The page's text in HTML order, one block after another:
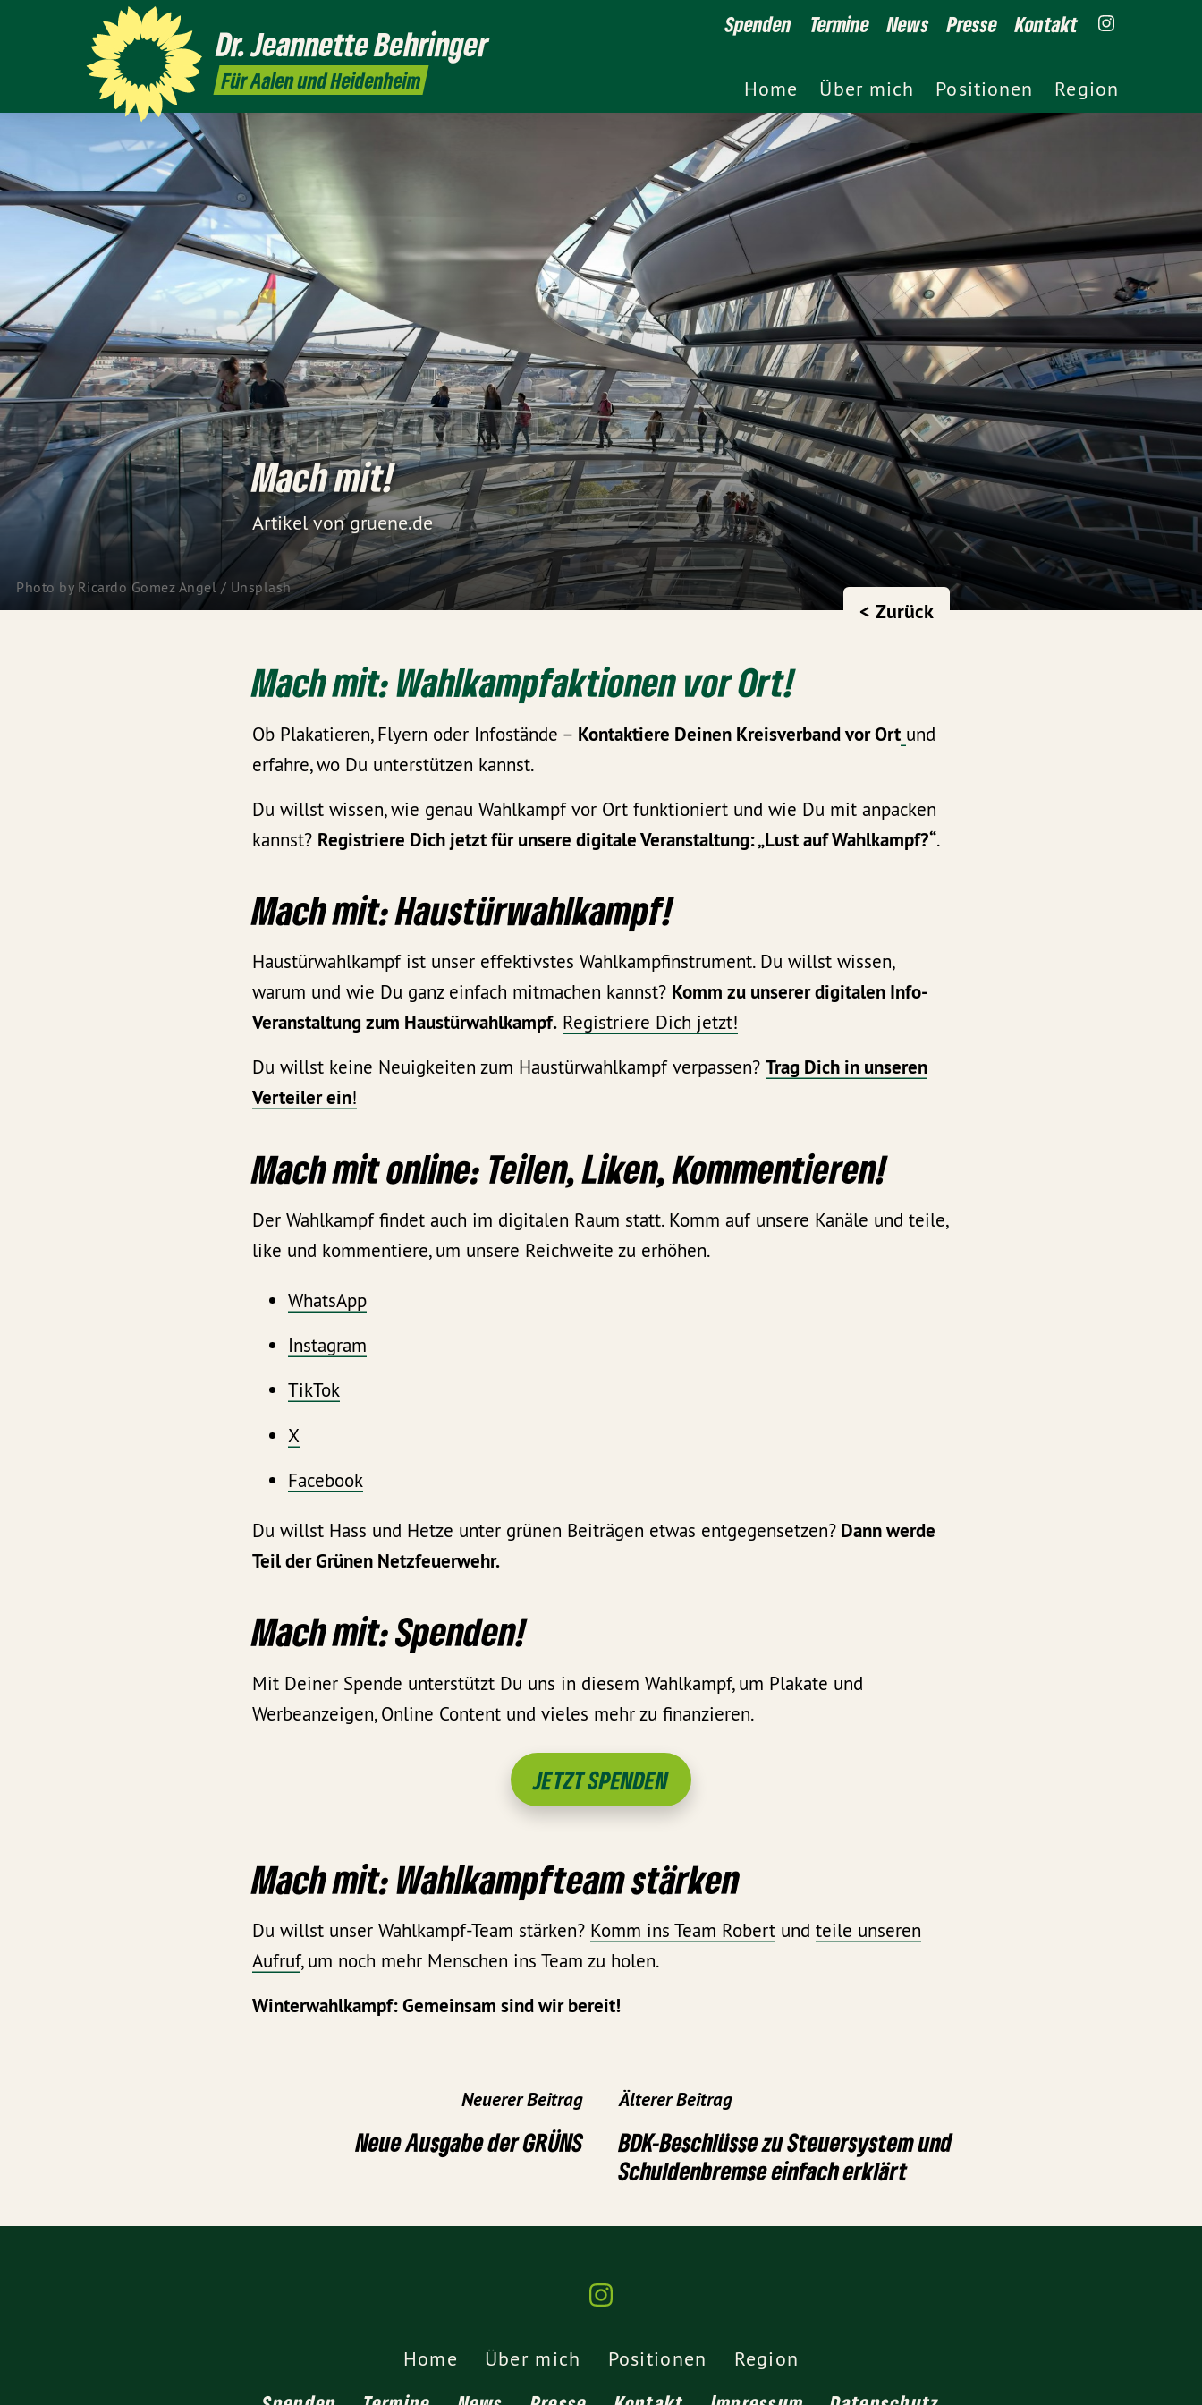
Dr. JeannetteBehringer
Für Aalen und Heidenheim
Spenden Termine News Presse Kontakt
Home Über mich Positionen Region
Photo by Ricardo Gomez Angel / Unsplash
Mach mit!
Artikel von gruene.de
< Zurück
Mach mit: Wahlkampfaktionen vor Ort!
Ob Plakatieren, Flyern oder Infostände – Kontaktiere Deinen Kreisverband vor Ort und
erfahre, wo Du unterstützen kannst.
Du willst wissen, wie genau Wahlkampf vor Ort funktioniert und wie Du mit anpacken
kannst? Registriere Dich jetztfür unsere digitale Veranstaltung: „Lust auf Wahlkampf?“.
Mach mit: Haustürwahlkampf!
Haustürwahlkampf ist unser effektivstes Wahlkampfinstrument. Du willst wissen,
warum und wie Du ganz einfach mitmachen kannst? Komm zu unserer digitalen Info-
Veranstaltung zum Haustürwahlkampf. Registriere Dich jetzt!
Du willst keine Neuigkeiten zum Haustürwahlkampf verpassen?Trag Dich in unseren
Verteiler ein!
Mach mit online: Teilen, Liken, Kommentieren!
Der Wahlkampf findet auch im digitalen Raum statt. Komm auf unsere Kanäle und teile,
like und kommentiere, um unsere Reichweite zu erhöhen.
WhatsApp
Instagram
TikTok
X
Facebook
Du willst Hass und Hetze unter grünen Beiträgen etwas entgegensetzen? Dann werde
Teil der Grünen Netzfeuerwehr.
Mach mit: Spenden!
Mit Deiner Spende unterstützt Du uns in diesem Wahlkampf, um Plakate und
Werbeanzeigen, Online Content und vieles mehr zu finanzieren.
JETZT SPENDEN
Mach mit: Wahlkampfteam stärken
Du willst unser Wahlkampf-Team stärken? Komm ins Team Robert undteile unseren
Aufruf, um noch mehr Menschen ins Team zu holen.
Winterwahlkampf: Gemeinsam sind wir bereit!
Neuerer Beitrag
Neue Ausgabe der GRÜNS
Älterer Beitrag
BDK-Beschlüsse zu Steuersystem und
Schuldenbremse einfach erklärt
Home Über mich Positionen Region